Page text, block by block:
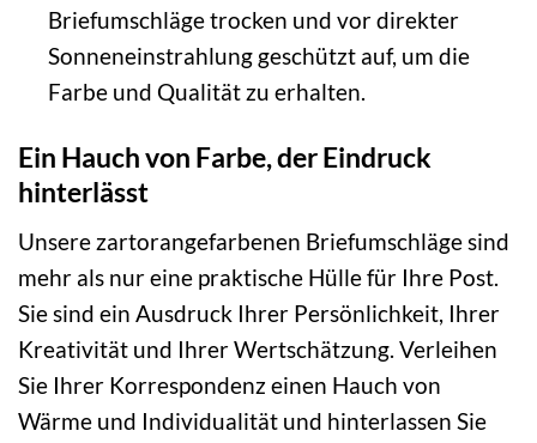
Briefumschläge trocken und vor direkter
Sonneneinstrahlung geschützt auf, um die
Farbe und Qualität zu erhalten.
Ein Hauch von Farbe, der Eindruck
hinterlässt
Unsere zartorangefarbenen Briefumschläge sind
mehr als nur eine praktische Hülle für Ihre Post.
Sie sind ein Ausdruck Ihrer Persönlichkeit, Ihrer
Kreativität und Ihrer Wertschätzung. Verleihen
Sie Ihrer Korrespondenz einen Hauch von
Wärme und Individualität und hinterlassen Sie